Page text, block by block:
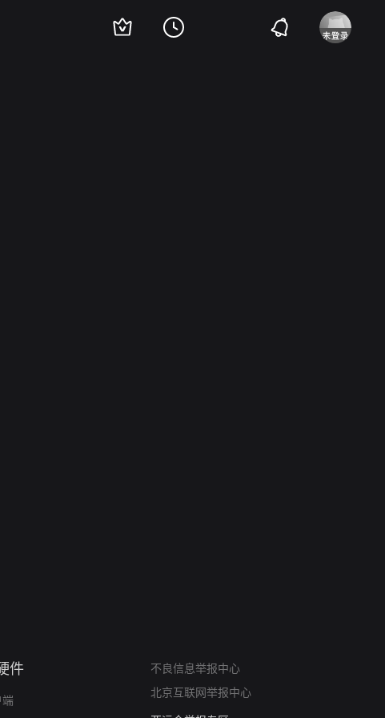
件
端
不良信息举报中心
北京互联网举报中心
算法推荐专项举报